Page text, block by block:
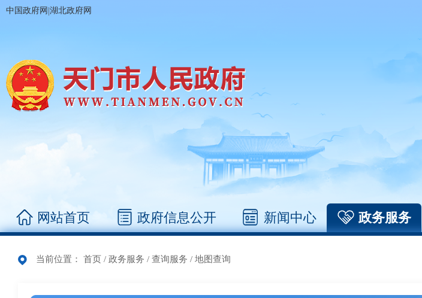
中国政府网 |湖北政府网
网站首页 政府信息公开 新闻中心 政务服务
当前位置： 首页 / 政务服务 / 查询服务 / 地图查询